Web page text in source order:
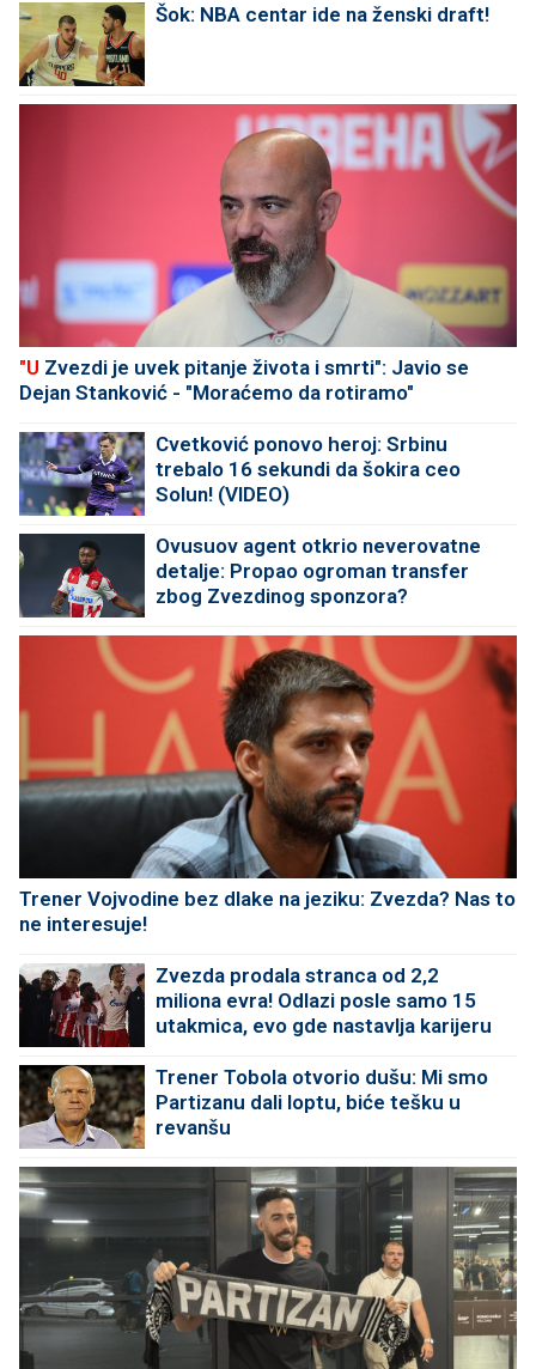
Šok: NBA centar ide na ženski draft!
"U Zvezdi je uvek pitanje života i smrti": Javio se
Dejan Stanković - "Moraćemo da rotiramo"
Cvetković ponovo heroj: Srbinu
trebalo 16 sekundi da šokira ceo
Solun! (VIDEO)
Ovusuov agent otkrio neverovatne
detalje: Propao ogroman transfer
zbog Zvezdinog sponzora?
Trener Vojvodine bez dlake na jeziku: Zvezda? Nas to
ne interesuje!
Zvezda prodala stranca od 2,2
miliona evra! Odlazi posle samo 15
utakmica, evo gde nastavlja karijeru
Trener Tobola otvorio dušu: Mi smo
Partizanu dali loptu, biće tešku u
revanšu